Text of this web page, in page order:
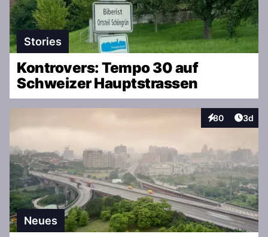
Stories
Kontrovers: Tempo 30 auf
Schweizer Hauptstrassen
80
Interaktionen
3d
Neues